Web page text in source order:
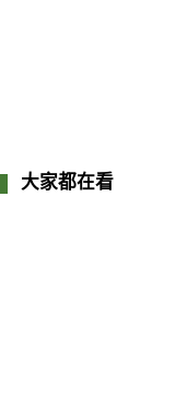
大家都在看